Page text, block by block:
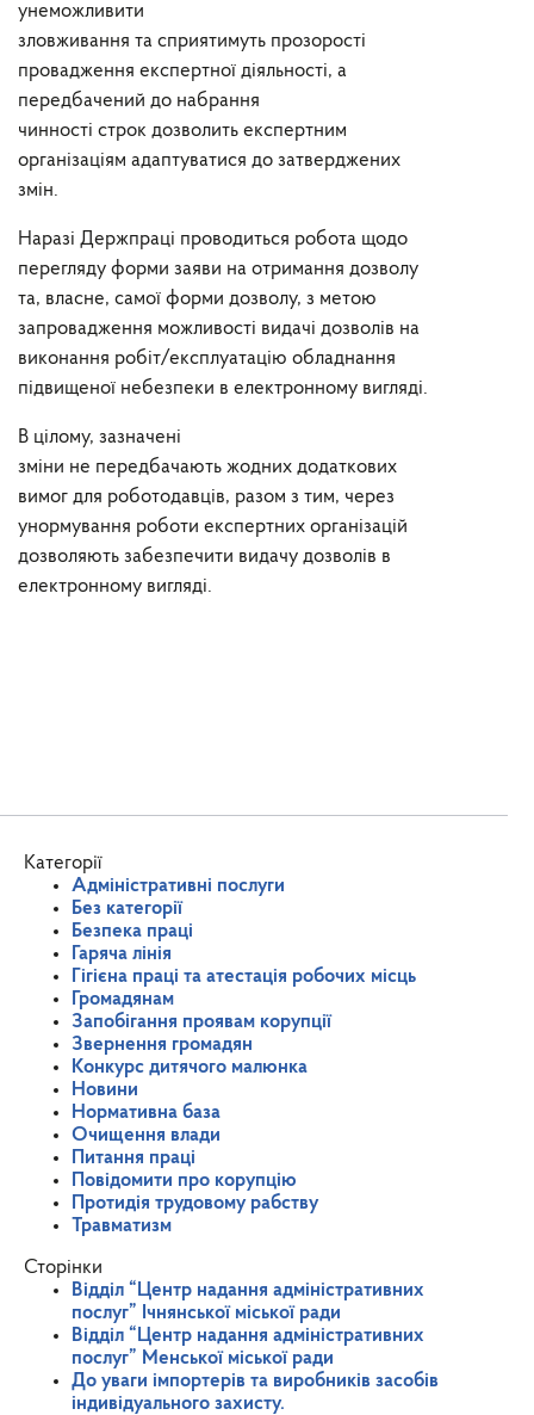
унеможливити
зловживання та сприятимуть прозорості
провадження експертної діяльності, а
передбачений до набрання
чинності строк дозволить експертним
організаціям адаптуватися до затверджених
змін.
Наразі Держпраці проводиться робота щодо
перегляду форми заяви на отримання дозволу
та, власне, самої форми дозволу, з метою
запровадження можливості видачі дозволів на
виконання робіт/експлуатацію обладнання
підвищеної небезпеки в електронному вигляді.
В цілому, зазначені
зміни не передбачають жодних додаткових
вимог для роботодавців, разом з тим, через
унормування роботи експертних організацій
дозволяють забезпечити видачу дозволів в
електронному вигляді.
Категорії
Адміністративні послуги
Без категорії
Безпека праці
Гаряча лінія
Гігієна праці та атестація робочих місць
Громадянам
Запобігання проявам корупції
Звернення громадян
Конкурс дитячого малюнка
Новини
Нормативна база
Очищення влади
Питання праці
Повідомити про корупцію
Протидія трудовому рабству
Травматизм
Сторінки
Відділ “Центр надання адміністративних
послуг” Ічнянської міської ради
Відділ “Центр надання адміністративних
послуг” Менської міської ради
До уваги імпортерів та виробників засобів
індивідуального захисту.